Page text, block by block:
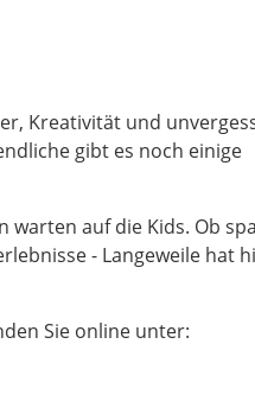
Kreativität und
gibt es noch einige
warten auf die Kids. Ob
- Langeweile hat
Sie online unter: